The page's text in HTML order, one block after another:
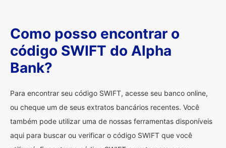
Como posso encontrar o
código SWIFT do Alpha
Bank?
Para encontrar seu código SWIFT, acesse seu banco online,
ou cheque um de seus extratos bancários recentes. Você
também pode utilizar uma de nossas ferramentas disponíveis
aqui para buscar ou verificar o código SWIFT que você